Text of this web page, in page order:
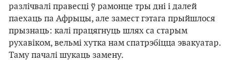
разлічвалі правесці ў рамонце тры дні і далей
паехаць па Афрыцы, але замест гэтага прыйшлося
прызнаць: калі працягнуць шлях са старым
рухавіком, вельмі хутка нам спатрэбіцца эвакуатар.
Таму пачалі шукаць замену.